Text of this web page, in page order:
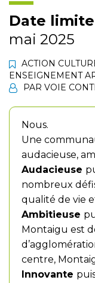
Date
mai 2025
ACTION
ENSEIGNEMENT
PAR VOIE
Nous.
Une
audacieuse,
Audacieuse
nombreux
qualité de vie
Ambitieuse
Montaigu est
centre,
Innovante